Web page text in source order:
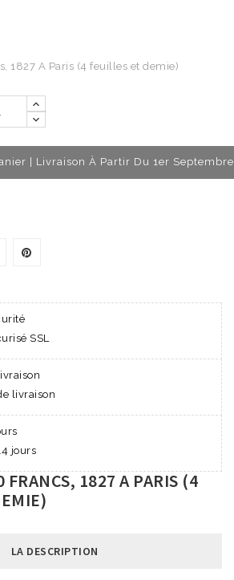
1827 A Paris (4 feuilles et demie)
| Livraison À Partir Du 1er Septembre
SSL
livraison
jours
FRANCS, 1827 A PARIS (4
LA DESCRIPTION